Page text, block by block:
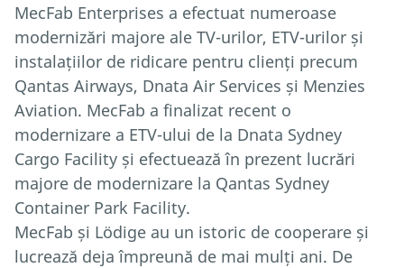
MecFab Enterprises a efectuat numeroase
modernizări majore ale TV-urilor, ETV-urilor și
instalațiilor de ridicare pentru clienți precum
Qantas Airways, Dnata Air Services și Menzies
Aviation. MecFab a finalizat recent o
modernizare a ETV-ului de la Dnata Sydney
Cargo Facility și efectuează în prezent lucrări
majore de modernizare la Qantas Sydney
Container Park Facility.
MecFab și Lödige au un istoric de cooperare și
lucrează deja împreună de mai mulți ani. De